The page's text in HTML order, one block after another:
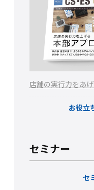
店舗の実行力をあ
お役立
セミナー
セ